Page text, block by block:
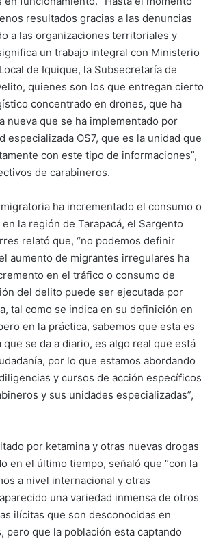
resultados gracias a las denuncias
a las organizaciones territoriales y
un trabajo integral con Ministerio
de Iquique, la Subsecretaría de
quienes son los que entregan cierto
concentrado en drones, que ha
nueva que se ha implementado por
especializada OS7, que es la unidad que
con este tipo de informaciones”,
de carabineros.
ha incrementado el consumo o
la región de Tarapacá, el Sargento
relató que, “no podemos definir
aumento de migrantes irregulares ha
en el tráfico o consumo de
del delito puede ser ejecutada por
tal como se indica en su definición en
en la práctica, sabemos que esta es
que se da a diario, es algo real que está
por lo que estamos abordando
y cursos de acción específicos
y sus unidades especializadas”,
por ketamina y otras nuevas drogas
en el último tiempo, señaló que “con la
a nivel internacional y otras
una variedad inmensa de otros
ilícitas que son desconocidas en
pero que la población esta captando